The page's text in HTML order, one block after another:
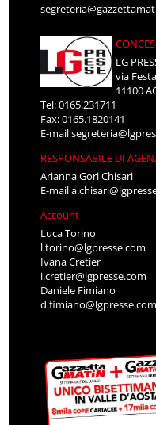
LG
via
11100
Tel: 0165.231711
Fax: 0165.1820141
E-mail
RESPONSABILE DI
Arianna Gori Chisari
E-mail
Account
Luca Torino
l.torino@lgpresse.com
Ivana Cretier
i.cretier@lgpresse.com
Daniele Fimiano
d.fimiano@lgpresse.com